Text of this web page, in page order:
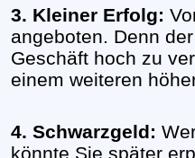
3. Kleiner Erfolg:
angeboten. Denn
Geschäft hoch zu
einem weiteren
4. Schwarzgeld:
könnte Sie später